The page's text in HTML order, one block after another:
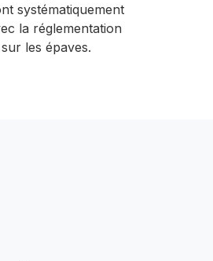
systématiquement
la réglementation
les épaves.